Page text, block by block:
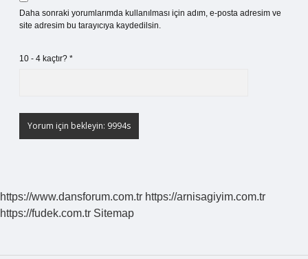
Daha sonraki yorumlarımda kullanılması için adım, e-posta adresim ve
site adresim bu tarayıcıya kaydedilsin.
10 - 4 kaçtır? *
https://www.dansforum.com.tr https://arnisagiyim.com.tr
https://fudek.com.tr Sitemap